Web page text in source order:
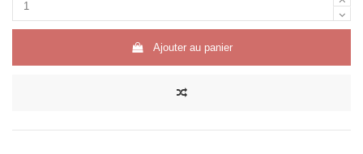
Ajouter au panier